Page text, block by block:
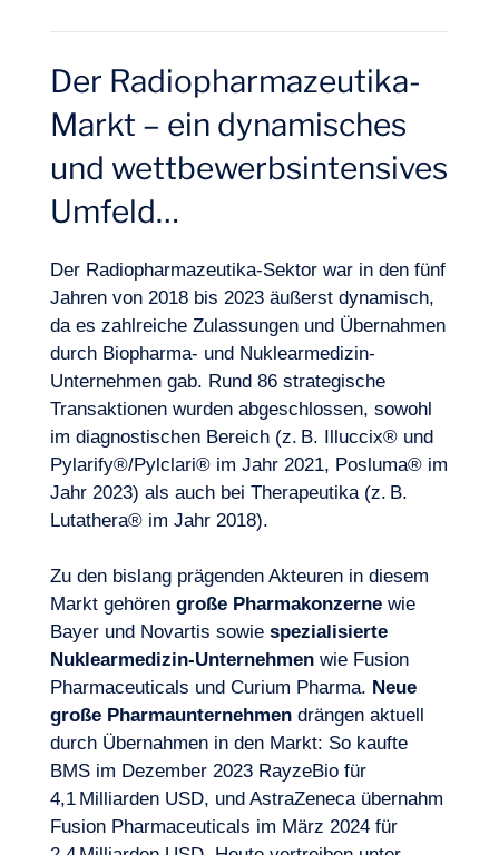
Kontakt
DE
Der Radiopharmazeutika-
Markt – ein dynamisches
und wettbewerbsintensives
Umfeld…
Der Radiopharmazeutika-Sektor war in den fünf
Jahren von 2018 bis 2023 äußerst dynamisch,
da es zahlreiche Zulassungen und Übernahmen
durch Biopharma- und Nuklearmedizin-
Unternehmen gab. Rund 86 strategische
Transaktionen wurden abgeschlossen, sowohl
im diagnostischen Bereich (z. B. Illuccix® und
Pylarify®/Pylclari® im Jahr 2021, Posluma® im
Jahr 2023) als auch bei Therapeutika (z. B.
Lutathera® im Jahr 2018).
Zu den bislang prägenden Akteuren in diesem
Markt gehören große Pharmakonzernewie
Bayer und Novartis sowie spezialisierte
Nuklearmedizin-Unternehmenwie Fusion
Pharmaceuticals und Curium Pharma. Neue
große Pharmaunternehmendrängen aktuell
durch Übernahmen in den Markt: So kaufte
BMS im Dezember 2023 RayzeBio für
4,1 Milliarden USD, und AstraZeneca übernahm
Fusion Pharmaceuticals im März 2024 für